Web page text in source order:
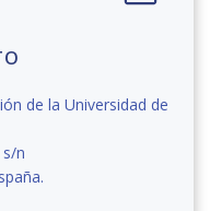
de la Universidad de
n